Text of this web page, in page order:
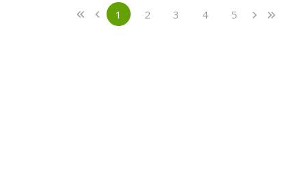
«
First ‹
Previous 1(current)
2 3 4 5 ›
Next
»
Last